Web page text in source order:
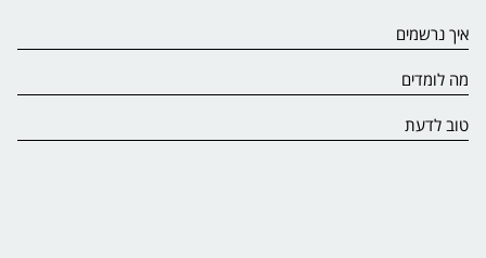
איך נרשמים
מה לומדים
טוב לדעת